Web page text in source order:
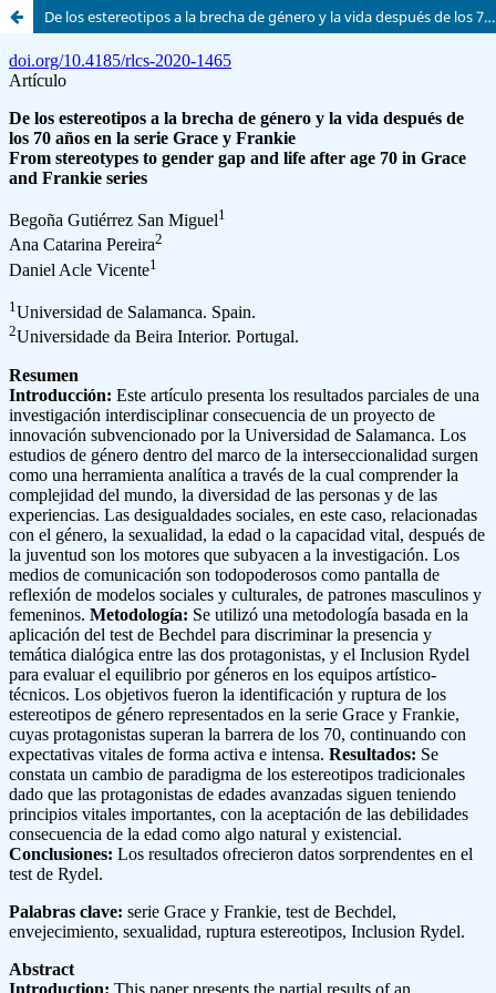
De los estereotipos a la brecha de género y la vida después de los 70 años en la serie Grace y Frankie